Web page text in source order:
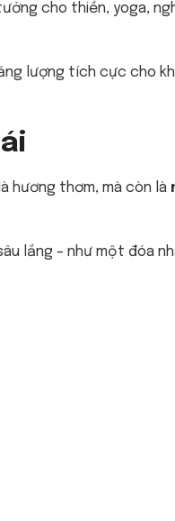
cho thiền, yoga,
lượng tích cực cho
hương thơm, mà còn là
lắng – như một đóa